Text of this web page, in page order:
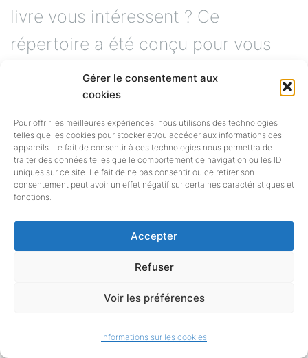
Gérer le consentement aux
cookies
Pour offrir les meilleures expériences, nous utilisons des technologies
telles que les cookies pour stocker et/ou accéder aux informations des
appareils. Le fait de consentir à ces technologies nous permettra de
traiter des données telles que le comportement de navigation ou les ID
uniques sur ce site. Le fait de ne pas consentir ou de retirer son
consentement peut avoir un effet négatif sur certaines caractéristiques et
fonctions.
Accepter
Refuser
Voir les préférences
Informations sur les cookies
livre vous intéressent ? Ce
répertoire a été conçu pour vous
!Vous y trouverez les formations
disponibles dans votre région,
classées par niveaude diplôme.[en
savoir plus…]